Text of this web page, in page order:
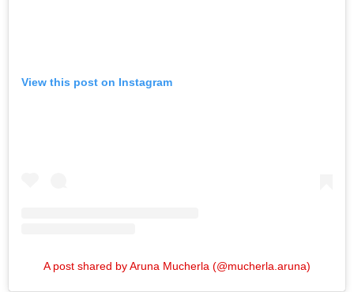
View this post on Instagram
A post shared by Aruna Mucherla (@mucherla.aruna)